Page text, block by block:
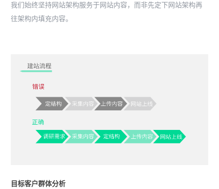
我们始终坚持网站架构服务于网站内容，而非先定下网站架构再
往架构内填充内容。
目标客户群体分析